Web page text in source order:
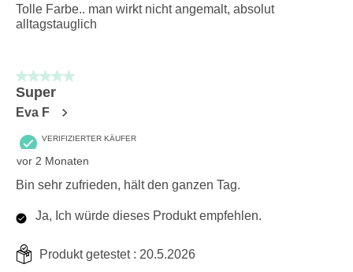
Tolle Farbe.. man wirkt nicht angemalt, absolut
alltagstauglich
5 von 5 Sternen.
Super
Eva F
VERIFIZIERTER KÄUFER
vor 2 Monaten
Bin sehr zufrieden, hält den ganzen Tag.
Ja, Ich würde dieses Produkt empfehlen.
Produkt getestet : 20.5.2026